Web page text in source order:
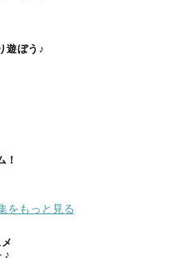
遊ぼう♪
！
をもっと見る
♪